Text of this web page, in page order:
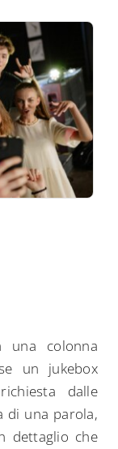
una colonna
un jukebox
dalle
di una parola,
dettaglio che